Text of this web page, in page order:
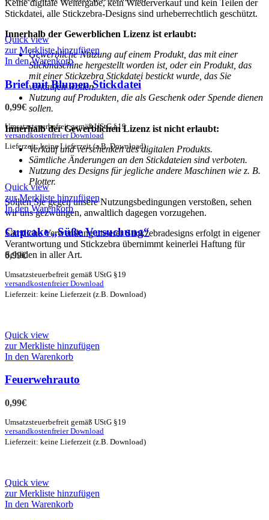
Keine digitale Weitergabe, kein Wiederverkauf und kein Teilen der
Stickdatei, alle Stickzebra-Designs sind urheberrechtlich geschützt.
Innerhalb der Gewerblichen Lizenz ist erlaubt:
Gewerbliche Nutzung auf einem Produkt, das mit einer
Stickmaschine hergestellt worden ist, oder ein Produkt, das
mit einer Stickzebra Stickdatei bestickt wurde, das Sie
verkaufen wollen.
Nutzung auf Produkten, die als Geschenk oder Spende dienen
sollen.
Innerhalb der Gewerblichen Lizenz ist nicht erlaubt:
Verkauf und verschenken des digitalen Produkts.
Sämtliche Änderungen an den Stickdateien sind verboten.
Nutzung des Designs für jegliche andere Maschinen wie z. B.
Plotter.
Sollten Sie gegen unsere Nutzungsbedingungen verstoßen, sehen
wir uns gezwungen, anwaltlich dagegen vorzugehen.
Sämtliche Verwendung unserer Stickzebradesigns erfolgt in eigener
Verantwortung und Stickzebra übernimmt keinerlei Haftung für
Schäden in aller Art.
Quick view
zur Merkliste hinzufügen
In den Warenkorb
Brief mit Blumen Stickdatei
0,99€
Umsatzsteuerbefreit gemäß UStG §19
versandkostenfreier Download
Lieferzeit: keine Lieferzeit (z.B. Download)
Quick view
zur Merkliste hinzufügen
In den Warenkorb
Cupcake „Süße Versuchung“
0,99€
Umsatzsteuerbefreit gemäß UStG §19
versandkostenfreier Download
Lieferzeit: keine Lieferzeit (z.B. Download)
Quick view
zur Merkliste hinzufügen
In den Warenkorb
Feuerwehrauto
0,99€
Umsatzsteuerbefreit gemäß UStG §19
versandkostenfreier Download
Lieferzeit: keine Lieferzeit (z.B. Download)
Quick view
zur Merkliste hinzufügen
In den Warenkorb